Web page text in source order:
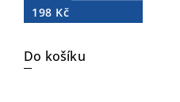
198 Kč
Do košíku